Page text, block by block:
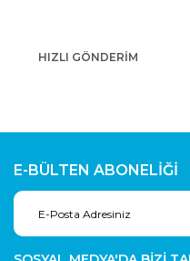
HIZLI GÖNDERİM
E-BÜLTEN ABONELİĞİ